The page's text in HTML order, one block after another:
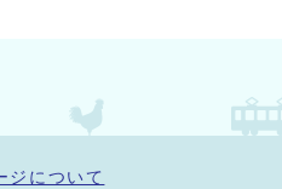
ジについて